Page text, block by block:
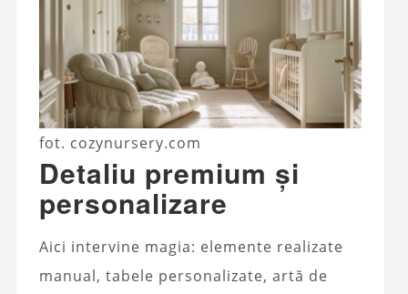
fot. cozynursery.com
Detaliu premium și
personalizare
Aici intervine magia: elemente realizate
manual, tabele personalizate, artă de